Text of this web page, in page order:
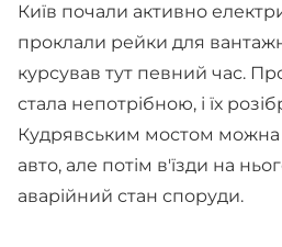
Київ почали активно
проклали рейки для
курсував тут певний час.
стала непотрібною, і їх
Кудрявським мостом можна
авто, але потім в'їзди на
аварійний стан споруди.